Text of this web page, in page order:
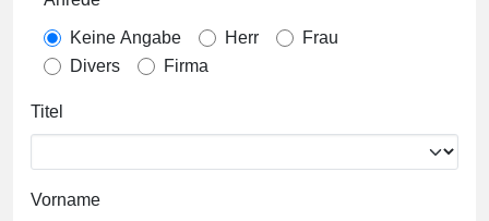
Keine Angabe Herr
Frau
Divers
Firma
Titel
Vorname